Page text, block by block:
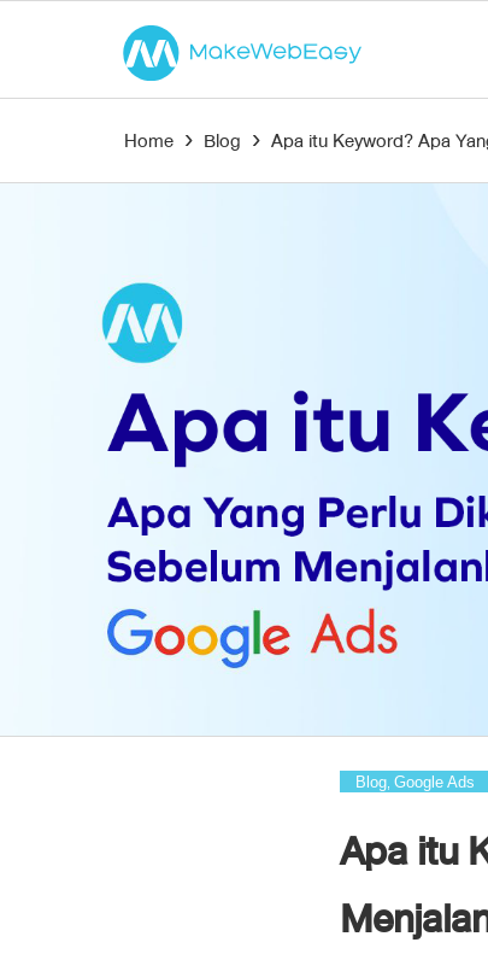
Home › Blog › Apa itu Keyword? Apa
Blog Google Ads
Apa itu